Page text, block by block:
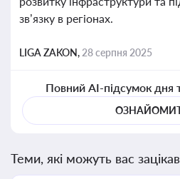
зв’язку в регіонах.
LIGA ZAKON, 28 серпня 2025
Повний AI-підсумок дня
Теми, які можуть вас